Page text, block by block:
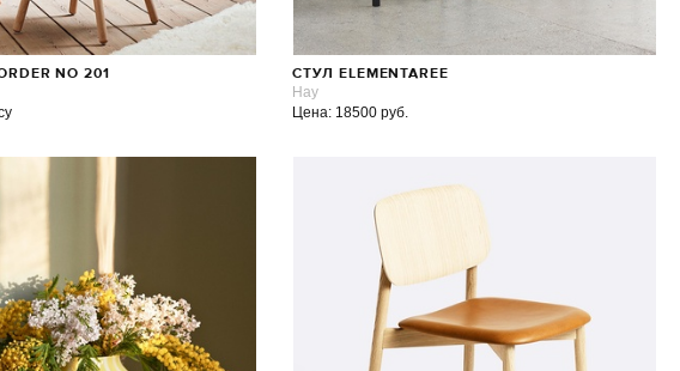
NO 201 СТУЛ ELEMENTAREE
Hay
Цена: 18500 руб.